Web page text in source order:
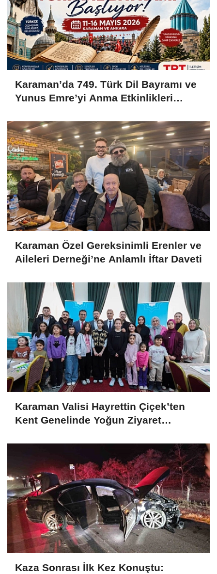
Karaman’da 749. Türk Dil Bayramı ve
Yunus Emre’yi Anma Etkinlikleri
Karaman Özel Gereksinimli Erenler ve
Aileleri Derneği’ne Anlamlı İftar Daveti
Karaman Valisi Hayrettin Çiçek’ten
Kent Genelinde Yoğun Ziyaret
Kaza Sonrası İlk Kez Konuştu: